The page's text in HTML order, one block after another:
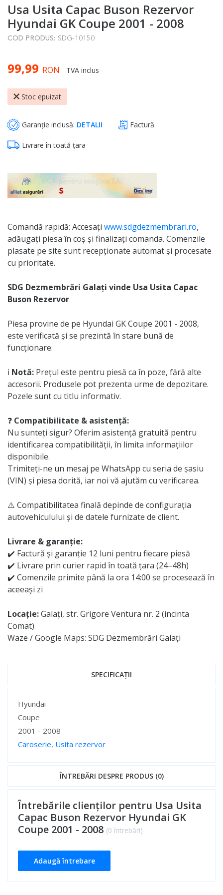
to
the
beginning
of
images
Usa Usita Capac Buson Rezervor
Hyundai GK Coupe 2001 - 2008
COD PRODUS: SDG-10150
99,99 RON TVA inclus
Stoc epuizat
Garanție inclusă: DETALII Factură
Livrare în toată țara
Comandă rapidă: Accesați www.sdgdezmembrari.ro,
adăugați piesa în coș și finalizați comanda. Comenzile
plasate pe site sunt recepționate automat și procesate
cu prioritate.
SDG Dezmembrări Galați vinde Usa Usita Capac
Buson Rezervor
Piesa provine de pe Hyundai GK Coupe 2001 - 2008,
este verificată și se prezintă în stare bună de
funcționare.
ℹ️ Notă: Prețul este pentru piesă ca în poze, fără alte
accesorii. Produsele pot prezenta urme de depozitare.
Pozele sunt cu titlu informativ.
❓ Compatibilitate & asistență:
Nu sunteți sigur? Oferim asistență gratuită pentru
identificarea compatibilității, în limita informațiilor
disponibile.
Trimiteți-ne un mesaj pe WhatsApp cu seria de șasiu
(VIN) și piesa dorită, iar noi vă ajutăm cu verificarea.
⚠️ Compatibilitatea finală depinde de configurația
autovehiculului și de datele furnizate de client.
Livrare & garanție:
✔️ Factură și garanție 12 luni pentru fiecare piesă
✔️ Livrare prin curier rapid în toată țara (24–48h)
✔️ Comenzile primite până la ora 14:00 se procesează în
aceeași zi
Locație:Galați, str. Grigore Ventura nr. 2 (incinta
Comat)
Waze / Google Maps: SDG Dezmembrări Galați
SPECIFICAȚII
Specificații
Hyundai
Coupe
2001 - 2008
Caroserie, Usita rezervor
ÎNTREBĂRI DESPRE PRODUS (0)
Întrebările clienților pentru Usa Usita
Capac Buson Rezervor Hyundai GK
Coupe 2001 - 2008 (0 întrebări)
Adaugă întrebare